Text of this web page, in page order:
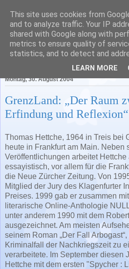
Literatur in
Württemberg
Montag, 30. August 2004
GrenzLand: „Der Raum
Erfindung und Reflexion“
Thomas Hettche, 1964 in Treis bei
heute in Frankfurt am Main. Neben
Veröffentlichungen arbeitet
essayistisch, vor allem für die
die Neue Zürcher Zeitung. Von
Mitglied der Jury des Klagenfurter
Preises. 1999 gab er zusammen
literarische Online-Anthologie
unter anderem 1990 mit dem
ausgezeichnet. Am meisten
seinem Roman „Der Fall
Kriminalfall der Nachkriegszeit zu
verarbeitete. Im September diesen
Hettche mit dem ersten "Spycher :
This site uses cookies from
and to analyze traffic. Your IP
shared with Google along with
metrics to ensure quality of
statistics, and to detect and
LEARN MORE